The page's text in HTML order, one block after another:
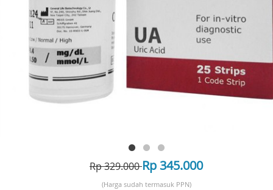
Rp 329.000Rp 345.000
(Harga sudah termasuk PPN)